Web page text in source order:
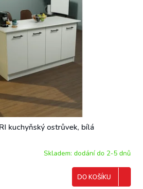
kuchyňský ostrůvek, bílá
Skladem: dodání do 2-5 dnů
DO KOŠÍKU